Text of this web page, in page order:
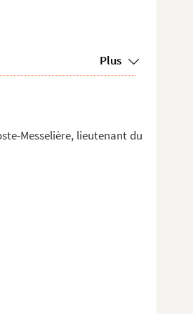
Plus
Messelière, lieutenant du